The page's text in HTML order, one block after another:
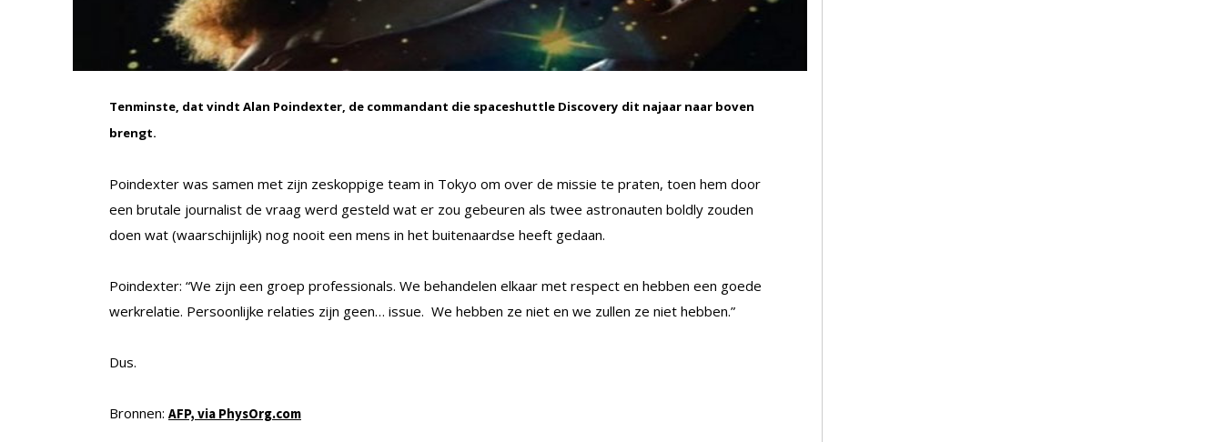
Tenminste, dat vindt Alan Poindexter, de commandant die spaceshuttle Discovery dit najaar naar boven
brengt.
Poindexter was samen met zijn zeskoppige team in Tokyo om over de missie te praten, toen hem door
een brutale journalist de vraag werd gesteld wat er zou gebeuren als twee astronauten boldly zouden
doen wat (waarschijnlijk) nog nooit een mens in het buitenaardse heeft gedaan.
Poindexter: “We zijn een groep professionals. We behandelen elkaar met respect en hebben een goede
werkrelatie. Persoonlijke relaties zijn geen… issue. We hebben ze niet en we zullen ze niet hebben.”
Dus.
Bronnen: AFP, via PhysOrg.com